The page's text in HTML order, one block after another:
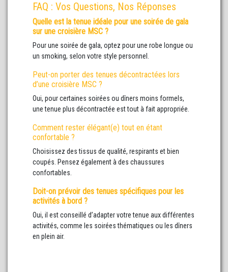
FAQ : Vos Questions, Nos Réponses
Quelle est la tenue idéale pour une soirée de gala
sur une croisière MSC ?
Pour une soirée de gala, optez pour une robe longue ou
un smoking, selon votre style personnel.
Peut-on porter des tenues décontractées lors
d’une croisière MSC ?
Oui, pour certaines soirées ou dîners moins formels,
une tenue plus décontractée est tout à fait appropriée.
Comment rester élégant(e) tout en étant
confortable ?
Choisissez des tissus de qualité, respirants et bien
coupés. Pensez également à des chaussures
confortables.
Doit-on prévoir des tenues spécifiques pour les
activités à bord ?
Oui, il est conseillé d’adapter votre tenue aux différentes
activités, comme les soirées thématiques ou les dîners
en plein air.